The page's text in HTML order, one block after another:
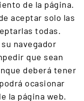
Parte teorica
reconocidos
de la página.
aceptar solo las
todas.
navegador
que sean
deberá tener
ocasionar
la página web.